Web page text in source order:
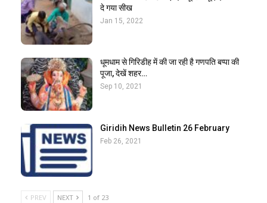
दे गया सीख
Jan 15, 2022
धूमधाम से गिरिडीह में की जा रही है गणपति बप्पा की
पूजा, देखें शहर…
Sep 10, 2021
Giridih News Bulletin 26 February
Feb 26, 2021
PREV NEXT 1 of 23